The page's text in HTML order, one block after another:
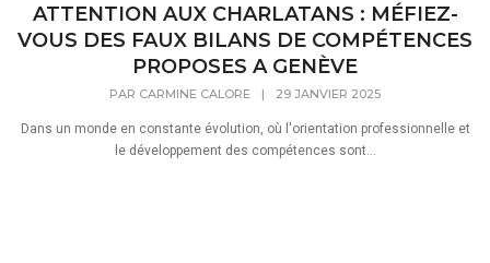
ATTENTION AUX CHARLATANS : MÉFIEZ-
VOUS DES FAUX BILANS DE COMPÉTENCES
PROPOSES A GENÈVE
PAR CARMINE CALORE | 29 JANVIER 2025
Dans un monde en constante évolution, où l'orientation professionnelle et
le développement des compétences sont...